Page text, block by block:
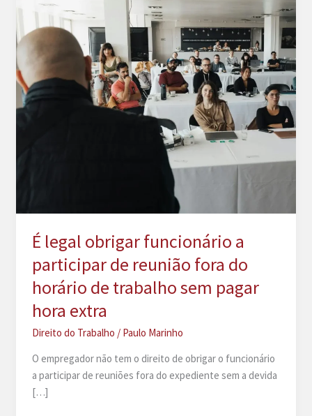
É legal obrigar funcionário a
participar de reunião fora do
horário de trabalho sem pagar
hora extra
Direito do Trabalho / Paulo Marinho
O empregador não tem o direito de obrigar o funcionário
a participar de reuniões fora do expediente sem a devida
[…]